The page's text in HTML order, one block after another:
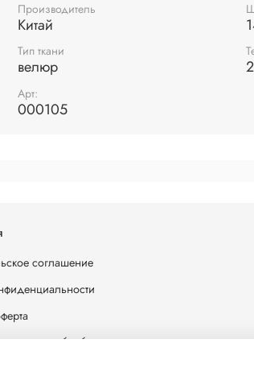
ткани: 290 г/м.кв.
погонного метра: 406 г.
Устойчивость к истиранию (или тест
Производитель
Китай
Тип ткани
велюр
Арт:
000105
соглашение
обработки персональных данных